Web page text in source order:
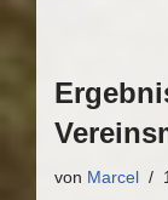
von Marcel